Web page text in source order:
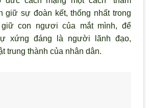
giữ sự đoàn kết, thống nhất trong
con ngươi của mắt mình, để
xứng đáng là người l ãnh đạo,
trung thành của nhân dân.